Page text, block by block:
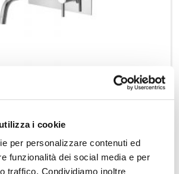
i cookie
per personalizzare contenuti ed
funzionalità dei social media e per
traffico. Condividiamo inoltre
a muro c-piastra STICK SK101CR/M